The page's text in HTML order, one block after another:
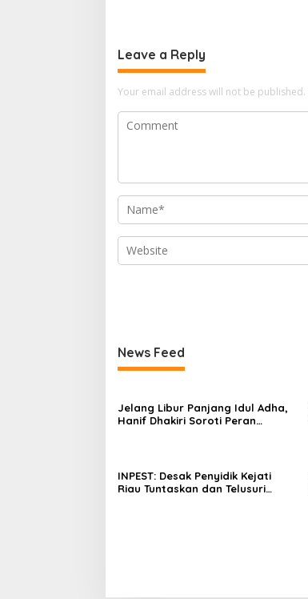
o
n
Leave a Reply
Your email address will not be published.
News Feed
Jelang Libur Panjang Idul Adha,
Hanif Dhakiri Soroti Peran
INPEST: Desak Penyidik Kejati
Riau Tuntaskan dan Telusuri